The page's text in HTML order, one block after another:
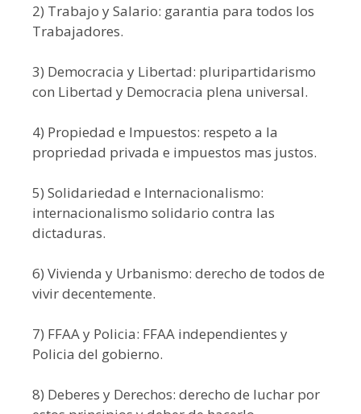
2) Trabajo y Salario: garantia para todos los
Trabajadores.
3) Democracia y Libertad: pluripartidarismo
con Libertad y Democracia plena universal.
4) Propiedad e Impuestos: respeto a la
propriedad privada e impuestos mas justos.
5) Solidariedad e Internacionalismo:
internacionalismo solidario contra las
dictaduras.
6) Vivienda y Urbanismo: derecho de todos de
vivir decentemente.
7) FFAA y Policia: FFAA independientes y
Policia del gobierno.
8) Deberes y Derechos: derecho de luchar por